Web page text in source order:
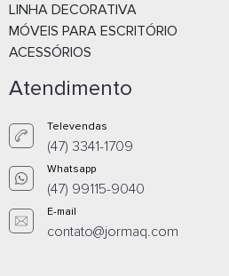
E-mail
LINHA DECORATIVA
MÓVEIS PARA ESCRITÓRIO
ACESSÓRIOS
Atendimento
Televendas
(47) 3341-1709
Whatsapp
(47) 99115-9040
E-mail
contato@jormaq.com